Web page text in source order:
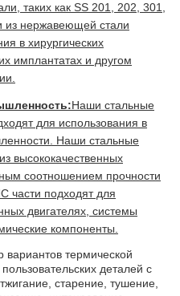
таких как SS 201, 202, 301,
из нержавеющей стали
в хирургических
имплантатах и другом
Наши стальные
для использования в
Наши стальные
высококачественных
соотношением прочности
части подходят для
двигателях, системы
компоненты.
термической
деталей с
старение, тушение,